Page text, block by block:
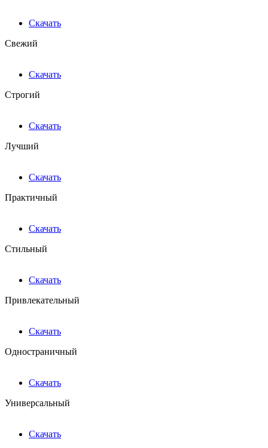
Скачать
Свежий
Скачать
Строгий
Скачать
Лучший
Скачать
Практичный
Скачать
Стильный
Скачать
Привлекательный
Скачать
Одностраничный
Скачать
Универсальный
Скачать